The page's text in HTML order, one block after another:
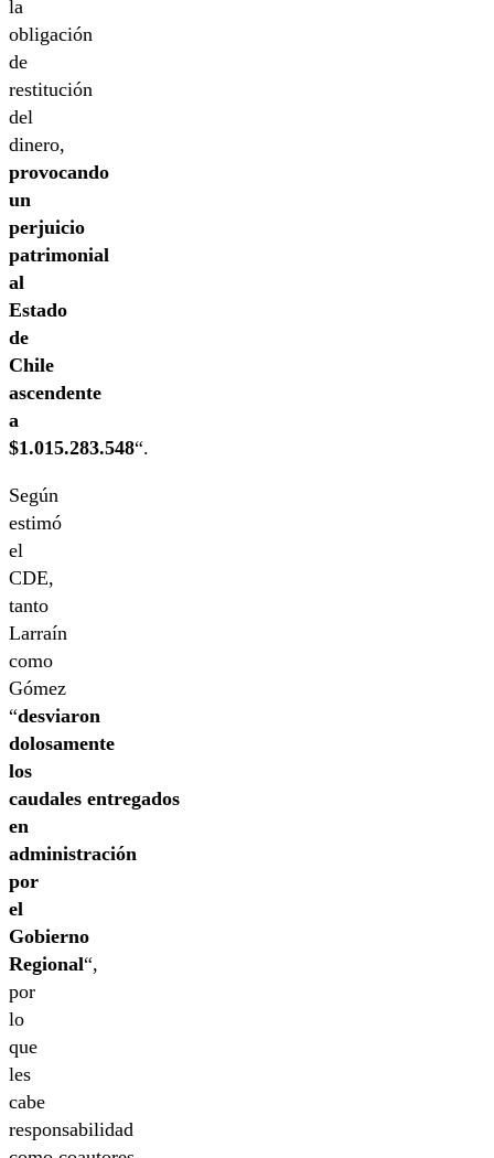
la
obligación
de
restitución
del
dinero,
provocando
un
perjuicio
patrimonial
al
Estado
de
Chile
ascendente
a
$1.015.283.548“.
Según
estimó
el
CDE,
tanto
Larraín
como
Gómez
“desviaron
dolosamente
los
caudales entregados
en
administración
por
el
Gobierno
Regional“,
por
lo
que
les
cabe
responsabilidad